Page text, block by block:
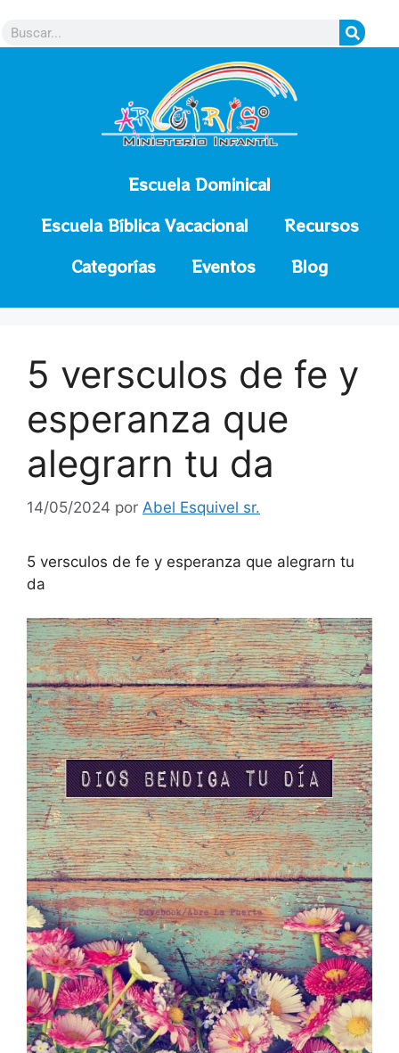
Escuela Dominical
Escuela Bíblica Vacacional
Recursos
Categorías
Eventos Blog
5 versculos de fe y
esperanza que
alegrarn tu da
14/05/2024 por Abel Esquivel sr.
5 versculos de fe y esperanza que alegrarn tu
da